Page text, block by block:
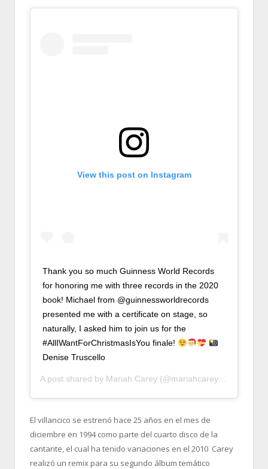
View this post on Instagram
Thank you so much Guinness World Records
for honoring me with three records in the 2020
book! Michael from @guinnessworldrecords
presented me with a certificate on stage, so
naturally, I asked him to join us for the
#AllIWantForChristmasIsYou finale!
Denise Truscello
A post shared by Mariah Carey (@mariahcarey) on
El villancico se estrenó hace 25 años en el mes de
diciembre en 1994 como parte del cuarto disco de la
cantante, el cual ha tenido variaciones en el 2010 Carey
realizó un remix para su segundo álbum temático